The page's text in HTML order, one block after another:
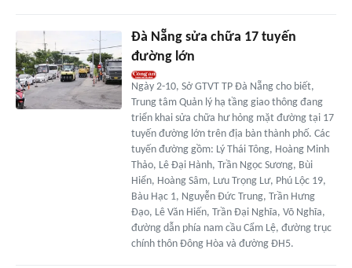
Đà Nẵng sửa chữa 17 tuyến
đường lớn
Ngày 2-10, Sở GTVT TP Đà Nẵng cho biết,
Trung tâm Quản lý hạ tầng giao thông đang
triển khai sửa chữa hư hỏng mặt đường tại 17
tuyến đường lớn trên địa bàn thành phố. Các
tuyến đường gồm: Lý Thái Tông, Hoàng Minh
Thảo, Lê Đại Hành, Trần Ngọc Sương, Bùi
Hiển, Hoàng Sâm, Lưu Trọng Lư, Phú Lộc 19,
Bàu Hạc 1, Nguyễn Đức Trung, Trần Hưng
Đạo, Lê Văn Hiến, Trần Đại Nghĩa, Võ Nghĩa,
đường dẫn phía nam cầu Cẩm Lệ, đường trục
chính thôn Đông Hòa và đường ĐH5.